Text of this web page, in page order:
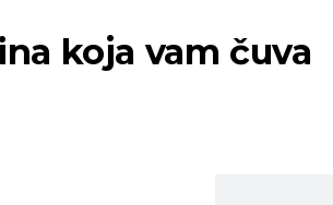
koja vam čuva